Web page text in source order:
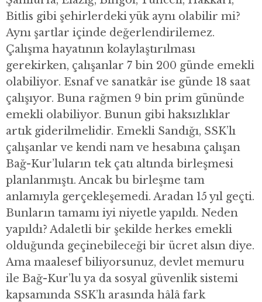
Bitlis gibi şehirlerdeki yük aynı olabilir mi?
Aynı şartlar içinde değerlendirilemez.
Çalışma hayatının kolaylaştırılması
gerekirken, çalışanlar 7 bin 200 günde emekli
olabiliyor. Esnaf ve sanatkâr ise günde 18 saat
çalışıyor. Buna rağmen 9 bin prim gününde
emekli olabiliyor. Bunun gibi haksızlıklar
artık giderilmelidir. Emekli Sandığı, SSK’lı
çalışanlar ve kendi nam ve hesabına çalışan
Bağ-Kur’luların tek çatı altında birleşmesi
planlanmıştı. Ancak bu birleşme tam
anlamıyla gerçekleşemedi. Aradan 15 yıl geçti.
Bunların tamamı iyi niyetle yapıldı. Neden
yapıldı? Adaletli bir şekilde herkes emekli
olduğunda geçinebileceği bir ücret alsın diye.
Ama maalesef biliyorsunuz, devlet memuru
ile Bağ-Kur’lu ya da sosyal güvenlik sistemi
kapsamında SSK’lı arasında hâlâ fark